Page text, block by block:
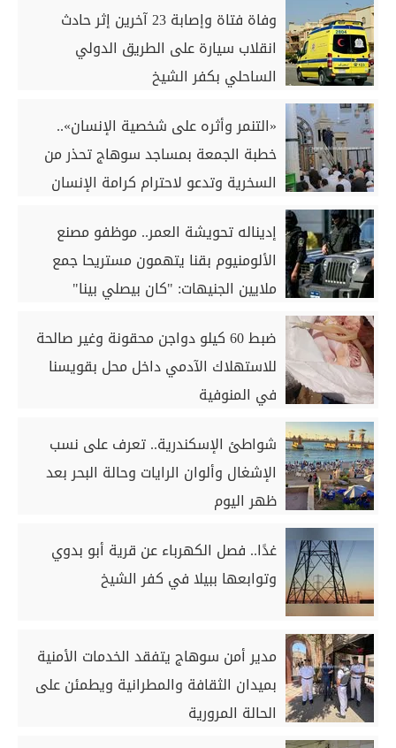
وفاة فتاة وإصابة 23 آخرين إثر حادث
انقلاب سيارة على الطريق الدولي
الساحلي بكفر الشيخ
«التنمر وأثره على شخصية الإنسان»..
خطبة الجمعة بمساجد سوهاج تحذر من
السخرية وتدعو لاحترام كرامة الإنسان
إديناله تحويشة العمر.. موظفو مصنع
الألومنيوم بقنا يتهمون مستريحا جمع
ملايين الجنيهات: "كان بيصلي بينا"
ضبط 60 كيلو دواجن محقونة وغير صالحة
للاستهلاك الآدمي داخل محل بقويسنا
في المنوفية
شواطئ الإسكندرية.. تعرف على نسب
الإشغال وألوان الرايات وحالة البحر بعد
ظهر اليوم
غدًا.. فصل الكهرباء عن قرية أبو بدوي
وتوابعها ببيلا في كفر الشيخ
مدير أمن سوهاج يتفقد الخدمات الأمنية
بميدان الثقافة والمطرانية ويطمئن على
الحالة المرورية